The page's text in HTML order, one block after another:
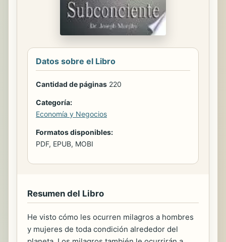
Datos sobre el Libro
Cantidad de páginas 220
Categoría:
Economía y Negocios
Formatos disponibles:
PDF, EPUB, MOBI
Resumen del Libro
He visto cómo les ocurren milagros a hombres
y mujeres de toda condición alrededor del